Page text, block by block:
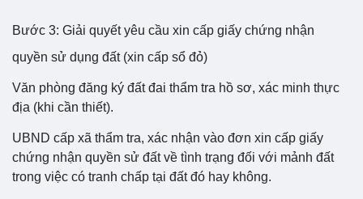
Bước 3: Giải quyết yêu cầu xin cấp giấy chứng nhận
quyền sử dụng đất (xin cấp sổ đỏ)
Văn phòng đăng ký đất đai thẩm tra hồ sơ, xác minh thực
địa (khi cần thiết).
UBND cấp xã thẩm tra, xác nhận vào đơn xin cấp giấy
chứng nhận quyền sử đất về tình trạng đối với mảnh đất
trong việc có tranh chấp tại đất đó hay không.